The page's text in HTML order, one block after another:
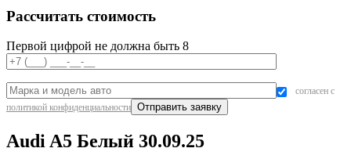
Рассчитать стоимость
Первой цифрой не должна быть 8
согласен с
политикой конфиденциальности
Audi A5 Белый 30.09.25